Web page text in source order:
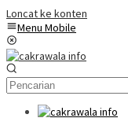
Loncat ke konten
Menu Mobile